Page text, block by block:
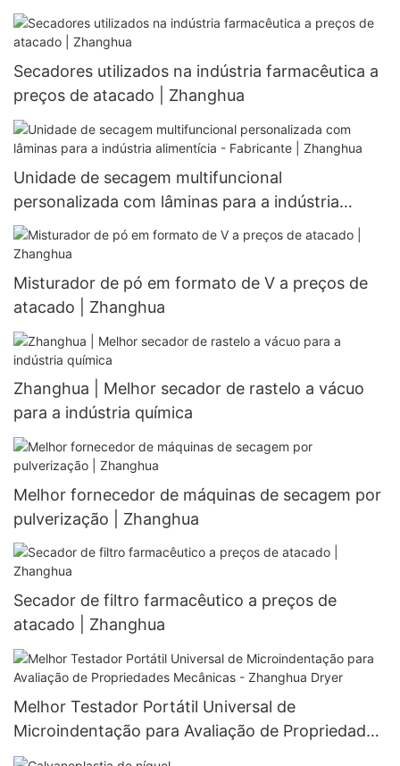
Secadores utilizados na indústria farmacêutica a
preços de atacado | Zhanghua
Unidade de secagem multifuncional
personalizada com lâminas para a indústria
alimentícia - Fabricante | Zhanghua
Misturador de pó em formato de V a preços de
atacado | Zhanghua
Zhanghua | Melhor secador de rastelo a vácuo
para a indústria química
Melhor fornecedor de máquinas de secagem por
pulverização | Zhanghua
Secador de filtro farmacêutico a preços de
atacado | Zhanghua
Melhor Testador Portátil Universal de
Microindentação para Avaliação de Propriedades
Mecânicas - Zhanghua Dryer